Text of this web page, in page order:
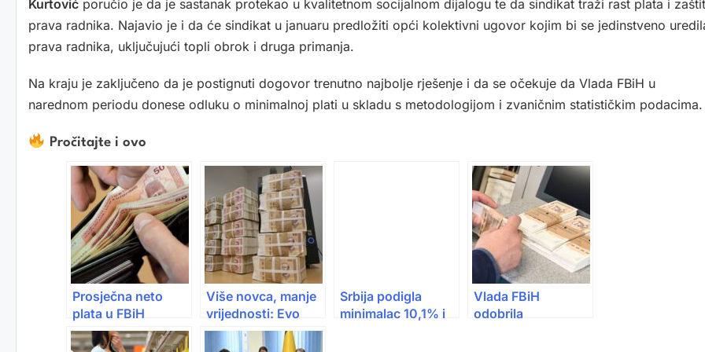
Kurtović poručio je da je sastanak protekao u kvalitetnom socijalnom dijalogu te da sindikat traži rast plata i
prava radnika. Najavio je i da će sindikat u januaru predložiti opći kolektivni ugovor kojim bi se jedinstveno
prava radnika, uključujući topli obrok i druga primanja.
Na kraju je zaključeno da je postignuti dogovor trenutno najbolje rješenje i da se očekuje da Vlada FBiH u
narednom periodu donese odluku o minimalnoj plati u skladu s metodologijom i zvaničnim statističkim podacima.
Pročitajte i ovo
Prosječna neto
plata u FBiH
porasla na 1.594
KM: Rast od 16% u
Više novca, manje
vrijednosti: Evo
kolika je plata u
FBiH
Srbija podigla
minimalac 10,1% i
Vlada FBiH
odobrila